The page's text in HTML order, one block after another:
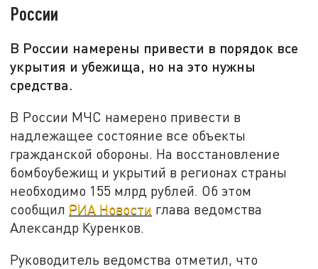
России
В России намерены привести в порядок все
укрытия и убежища, но на это нужны
средства.
В России МЧС намерено привести в
надлежащее состояние все объекты
гражданской обороны. На восстановление
бомбоубежищ и укрытий в регионах страны
необходимо 155 млрд рублей. Об этом
сообщил РИА Новости глава ведомства
Александр Куренков.
Руководитель ведомства отметил, что